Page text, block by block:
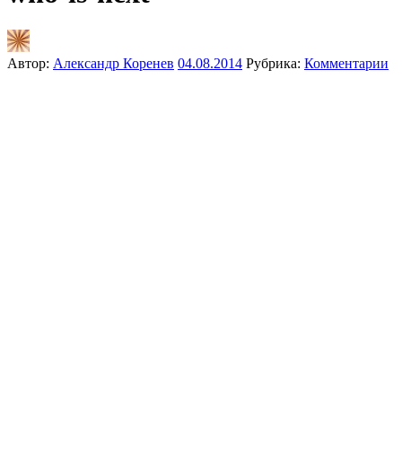
Автор: Александр Коренев 04.08.2014 Рубрика: Комментарии